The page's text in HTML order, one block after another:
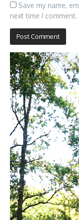
Save my name,
next time I comment.